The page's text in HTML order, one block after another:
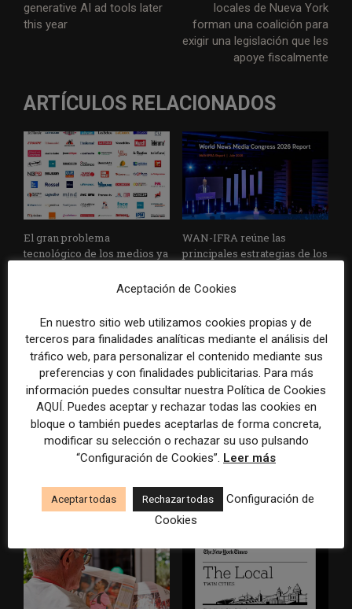
generative AI ad tools later
this year
locales de Nueva York
forman una coalición para
exigir una legislación que les
apoye fiscalmente
ARTÍCULOS RELACIONADOS
El gran problema
tecnológico de los medios ya
herramientas, sino su
WAN-IFRA reúne las
principales estrategias de los
de ingresos y los cambios de
Veinte ejemplos de uso de la
IA en redacciones, productos
La bolsa ha borrado hasta el
98% del valor de algunos
tradicionales
Aceptación de Cookies
En nuestro sitio web utilizamos cookies propias y de
terceros para finalidades analíticas mediante el análisis del
tráfico web, para personalizar el contenido mediante sus
preferencias y con finalidades publicitarias. Para más
información puedes consultar nuestra Política de Cookies
AQUÍ. Puedes aceptar y rechazar todas las cookies en
bloque o también puedes aceptarlas de forma concreta,
modificar su selección o rechazar su uso pulsando
“Configuración de Cookies”. Leer más
Aceptar todas Rechazar todas
Configuración de
Cookies